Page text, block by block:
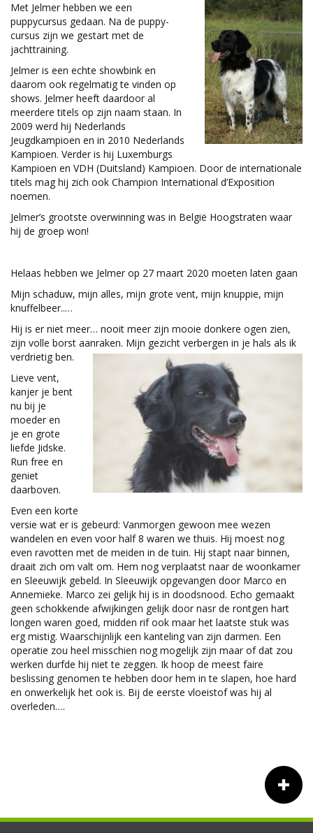
Met Jelmer hebben we een
puppycursus gedaan. Na de puppy-
cursus zijn we gestart met de
jachttraining.
Jelmer is een echte showbink en
daarom ook regelmatig te vinden op
shows. Jelmer heeft daardoor al
meerdere titels op zijn naam staan. In
2009 werd hij Nederlands
Jeugdkampioen en in 2010 Nederlands
Kampioen. Verder is hij Luxemburgs
Kampioen en VDH (Duitsland) Kampioen. Door de internationale
titels mag hij zich ook Champion International d’Exposition
noemen.
Jelmer’s grootste overwinning was in België Hoogstraten waar
hij de groep won!
Helaas hebben we Jelmer op 27 maart 2020 moeten laten gaan
Mijn schaduw, mijn alles, mijn grote vent, mijn knuppie, mijn
knuffelbeer..…
Hij is er niet meer… nooit meer zijn mooie donkere ogen zien,
zijn volle borst aanraken. Mijn gezicht verbergen in je hals als ik
verdrietig ben.
Lieve vent,
kanjer je bent
nu bij je
moeder en
je en grote
liefde Jidske.
Run free en
geniet
daarboven.
Even een korte
versie wat er is gebeurd: Vanmorgen gewoon mee wezen
wandelen en even voor half 8 waren we thuis. Hij moest nog
even ravotten met de meiden in de tuin. Hij stapt naar binnen,
draait zich om valt om. Hem nog verplaatst naar de woonkamer
en Sleeuwijk gebeld. In Sleeuwijk opgevangen door Marco en
Annemieke. Marco zei gelijk hij is in doodsnood. Echo gemaakt
geen schokkende afwijkingen gelijk door nasr de rontgen hart
longen waren goed, midden rif ook maar het laatste stuk was
erg mistig. Waarschijnlijk een kanteling van zijn darmen. Een
operatie zou heel misschien nog mogelijk zijn maar of dat zou
werken durfde hij niet te zeggen. Ik hoop de meest faire
beslissing genomen te hebben door hem in te slapen, hoe hard
en onwerkelijk het ook is. Bij de eerste vloeistof was hij al
overleden….